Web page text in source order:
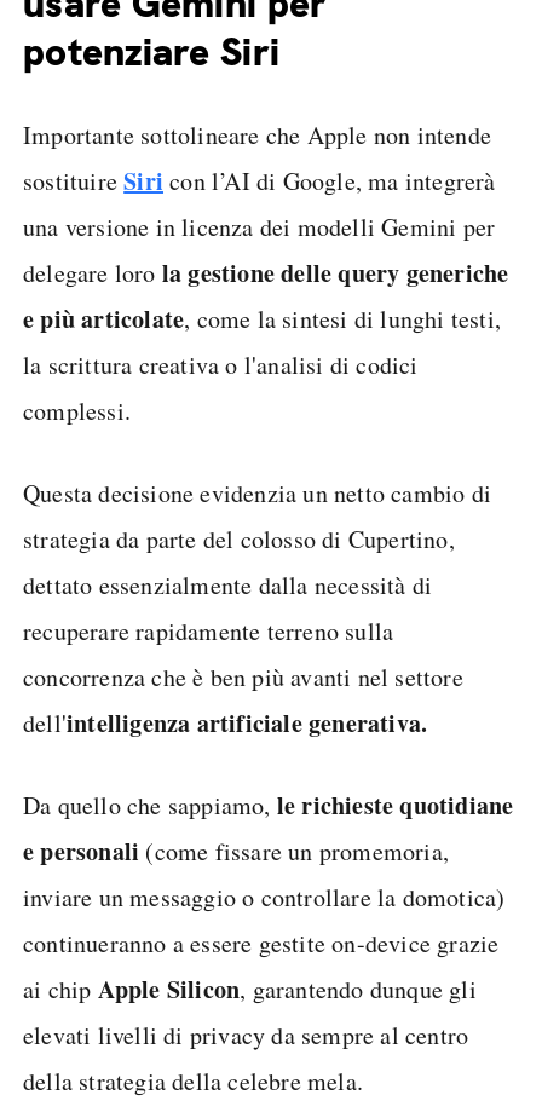
potenziare Siri
Importante sottolineare che Apple non intende
sostituireSiri con l’AI di Google, ma integrerà
una versione in licenza dei modelli Gemini per
delegare loro la gestione delle query generiche
e più articolate, come la sintesi di lunghi testi,
la scrittura creativa o l'analisi di codici
complessi.
Questa decisione evidenzia un netto cambio di
strategia da parte del colosso di Cupertino,
dettato essenzialmente dalla necessità di
recuperare rapidamente terreno sulla
concorrenza che è ben più avanti nel settore
dell'intelligenza artificiale generativa.
Da quello che sappiamo, le richieste quotidiane
e personali (come fissare un promemoria,
inviare un messaggio o controllare la domotica)
continueranno a essere gestite on-device grazie
ai chip Apple Silicon, garantendo dunque gli
elevati livelli di privacy da sempre al centro
della strategia della celebre mela.